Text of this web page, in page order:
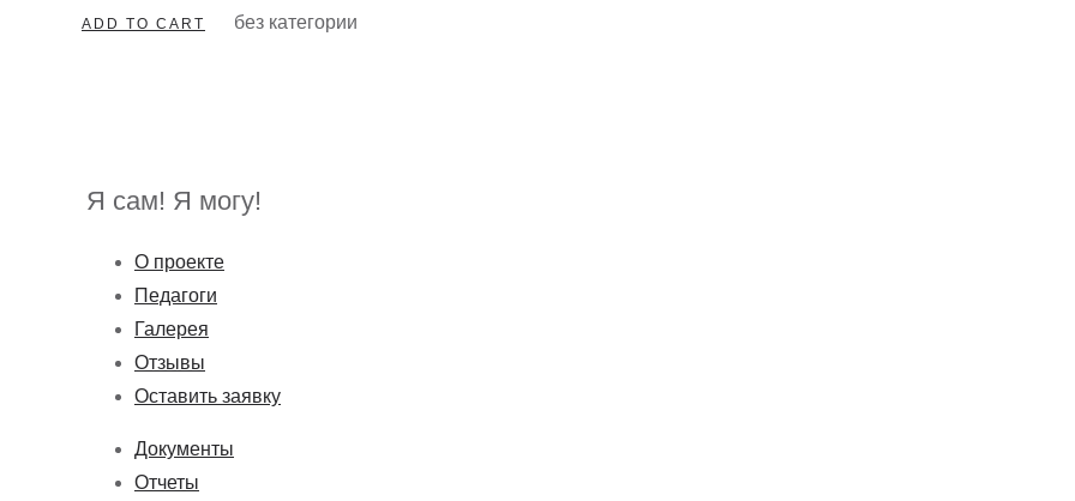
ADD TO CART без категории
Я сам! Я могу!
О проекте
Педагоги
Галерея
Отзывы
Оставить заявку
Документы
Отчеты